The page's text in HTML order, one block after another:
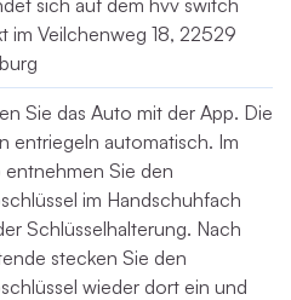
sich auf dem hvv switch
im Veilchenweg 18, 22529
Sie das Auto mit der App. Die
entriegeln automatisch. Im
entnehmen Sie den
im Handschuhfach
Schlüsselhalterung. Nach
stecken Sie den
wieder dort ein und